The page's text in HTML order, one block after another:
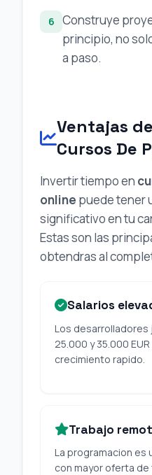
6
Construye
principio, no
a paso.
Ventajas
Cursos De
Invertir tiempo en
online puede tener
significativo en tu
Estas son las
obtendras al
Salarios
Los desarrolladores
25.000 y 35.000
crecimiento rapido.
Trabajo
La programacion es
con mayor oferta